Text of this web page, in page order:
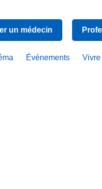
un médecin
Événements Vivre